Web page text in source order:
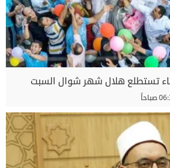
تستطلع هلال شهر شوال السبت